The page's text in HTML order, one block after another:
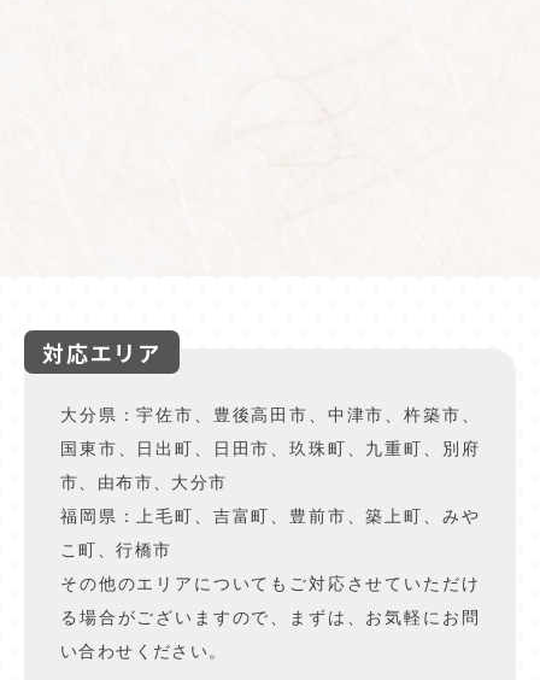
対応エリア
大分県：宇佐市、豊後高田市、中津市、杵築市、
国東市、日出町、日田市、玖珠町、九重町、別府
市、由布市、大分市
福岡県：上毛町、吉富町、豊前市、築上町、みや
こ町、行橋市
その他のエリアについてもご対応させていただけ
る場合がございますので、まずは、お気軽にお問
い合わせください。